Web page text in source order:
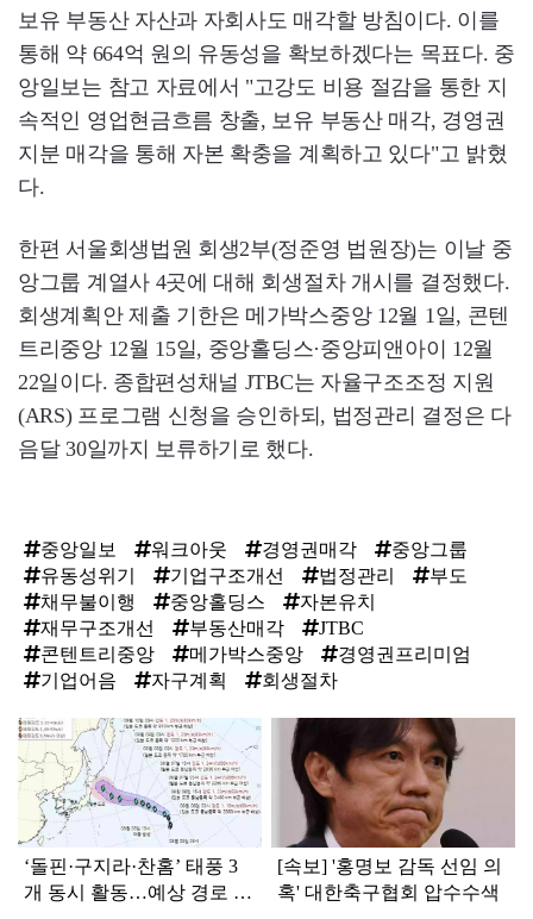
보유 부동산 자산과 자회사도 매각할 방침이다. 이를
통해 약 664억 원의 유동성을 확보하겠다는 목표다. 중
앙일보는 참고 자료에서 "고강도 비용 절감을 통한 지
속적인 영업현금흐름 창출, 보유 부동산 매각, 경영권
지분 매각을 통해 자본 확충을 계획하고 있다"고 밝혔
다.
한편 서울회생법원 회생2부(정준영 법원장)는 이날 중
앙그룹 계열사 4곳에 대해 회생절차 개시를 결정했다.
회생계획안 제출 기한은 메가박스중앙 12월 1일, 콘텐
트리중앙 12월 15일, 중앙홀딩스·중앙피앤아이 12월
22일이다. 종합편성채널 JTBC는 자율구조조정 지원
(ARS) 프로그램 신청을 승인하되, 법정관리 결정은 다
음달 30일까지 보류하기로 했다.
중앙일보 워크아웃 경영권매각
중앙그룹
유동성위기
기업구조개선 법정관리
부도
채무불이행
중앙홀딩스
자본유치
재무구조개선
부동산매각
JTBC
콘텐트리중앙
메가박스중앙
경영권프리미엄
기업어음
자구계획 회생절차
탑
라
인
‘돌핀·구지라·찬홈’ 태풍 3
개 동시 활동…예상 경로 보
[속보] '홍명보 감독 선임 의
혹' 대한축구협회 압수수색